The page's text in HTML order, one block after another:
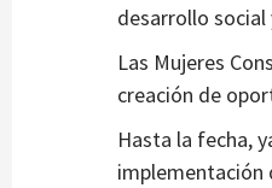
desarrollo social
Las Mujeres
creación de
Hasta la fecha,
implementación